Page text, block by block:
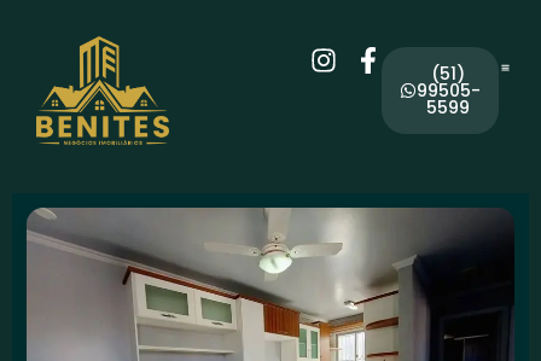
(51)
99505-
5599